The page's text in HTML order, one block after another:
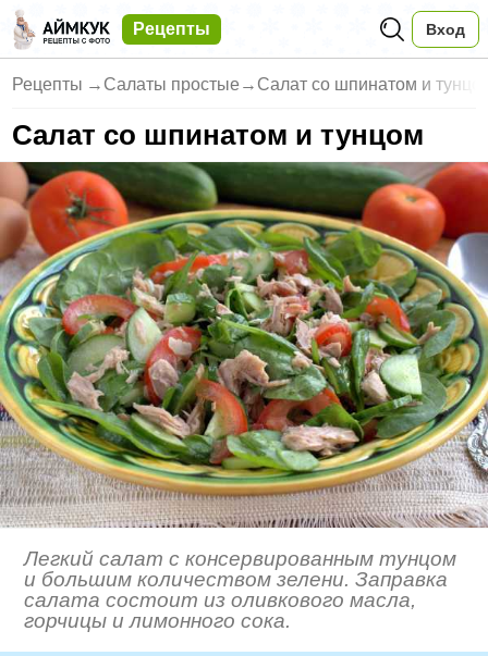
Рецепты Вход
Рецепты → Салаты простые → Салат со шпинатом и
Салат со шпинатом и тунцом
Легкий салат с консервированным тунцом
и большим количеством зелени. Заправка
салата состоит из оливкового масла,
горчицы и лимонного сока.